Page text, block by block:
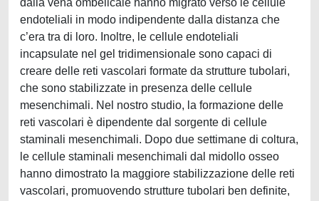
dalla vena ombelicale hanno migrato verso le cellule
endoteliali in modo indipendente dalla distanza che
c’era tra di loro. Inoltre, le cellule endoteliali
incapsulate nel gel tridimensionale sono capaci di
creare delle reti vascolari formate da strutture tubolari,
che sono stabilizzate in presenza delle cellule
mesenchimali. Nel nostro studio, la formazione delle
reti vascolari è dipendente dal sorgente di cellule
staminali mesenchimali. Dopo due settimane di coltura,
le cellule staminali mesenchimali dal midollo osseo
hanno dimostrato la maggiore stabilizzazione delle reti
vascolari, promuovendo strutture tubolari ben definite,